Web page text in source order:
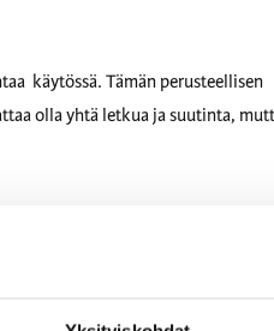
käytössä. Tämän perusteellisen
olla yhtä letkua ja suutinta,
läpi erään lapsien kovasti
pyssyillä: tupsahtiko lehtinen